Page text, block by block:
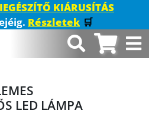
KIÁRUSÍTÁS
Részletek 🛒
LED LÁMPA